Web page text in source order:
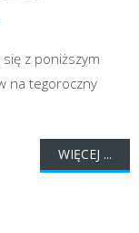
z poniższym
na tegoroczny
WIĘCEJ ...